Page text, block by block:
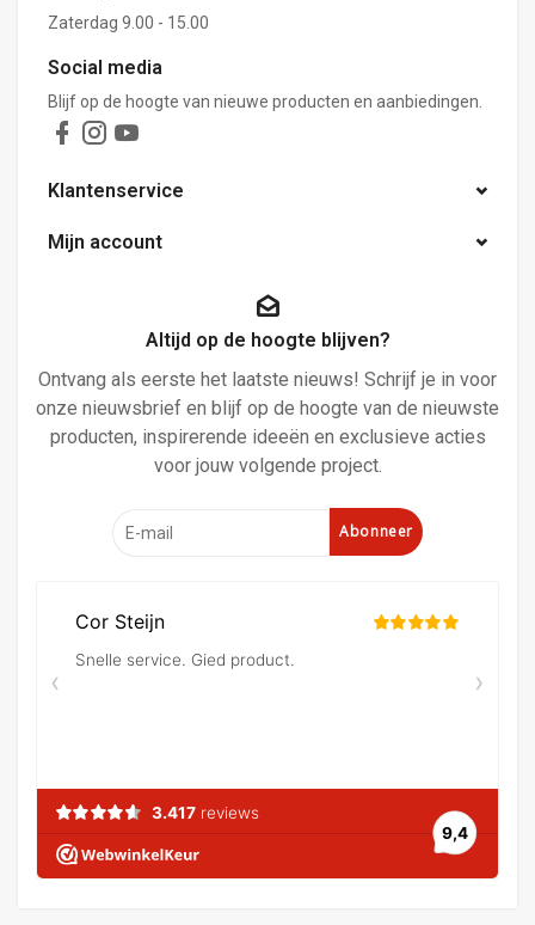
Zaterdag 9.00 - 15.00
Social media
Blijf op de hoogte van nieuwe producten en aanbiedingen.
Klantenservice
Mijn account
Altijd op de hoogte blijven?
Ontvang als eerste het laatste nieuws! Schrijf je in voor
onze nieuwsbrief en blijf op de hoogte van de nieuwste
producten, inspirerende ideeën en exclusieve acties
voor jouw volgende project.
Abonneer